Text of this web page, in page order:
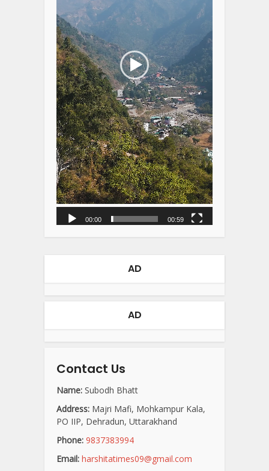
00:00 00:59
AD
AD
Contact Us
Name: Subodh Bhatt
Address: Majri Mafi, Mohkampur Kala,
PO IIP, Dehradun, Uttarakhand
Phone: 9837383994
Email: harshitatimes09@gmail.com